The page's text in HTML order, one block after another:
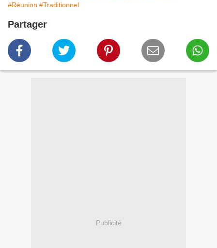
#Réunion #Traditionnel
Partager
Publicité